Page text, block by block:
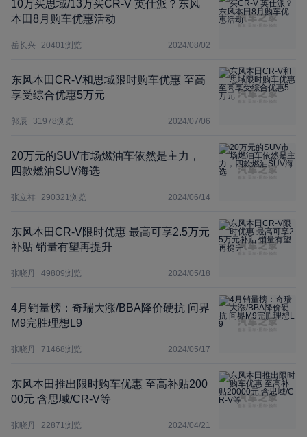
10万买思域/13万买CR-V 英仕派？东风
本田8月购车优惠活动
岳长兴 20401浏览 2024/08/02
东风本田CR-V和思域限时购车优惠 至高
享受综合优惠5万元
郭辰 31978浏览 2024/07/06
20万元的SUV市场燃油车依然是主力，
四款燃油SUV海选
张立祥 290321浏览 2024/06/14
东风本田CR-V限时优惠 最高可享2.5万元
补贴 销量有望再提升
张晓丹 49809浏览 2024/05/18
4月销量榜：奇瑞大涨/BBA降价硬抗 问界
M9完胜理想L9
张晓丹 71468浏览 2024/05/17
东风本田推出限时购车优惠 至高补贴200
00元 含思域/CR-V等
张晓丹 22871浏览 2024/04/21